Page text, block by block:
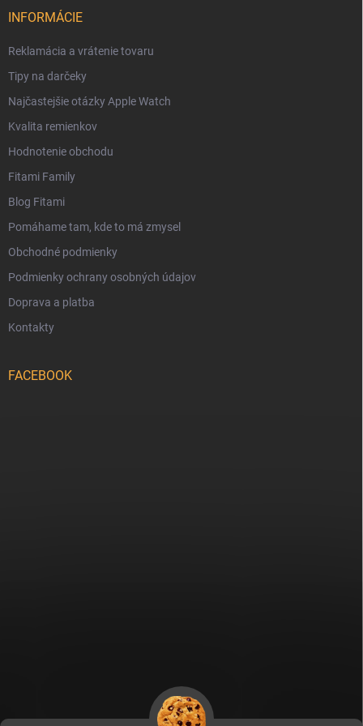
INFORMÁCIE
Reklamácia a vrátenie tovaru
Tipy na darčeky
Najčastejšie otázky Apple Watch
Kvalita remienkov
Hodnotenie obchodu
Fitami Family
Blog Fitami
Pomáhame tam, kde to má zmysel
Obchodné podmienky
Podmienky ochrany osobných údajov
Doprava a platba
Kontakty
FACEBOOK